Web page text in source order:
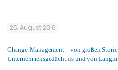
25. August 2016
Change-Management – von großen
Unternehmensgedächtnis und von